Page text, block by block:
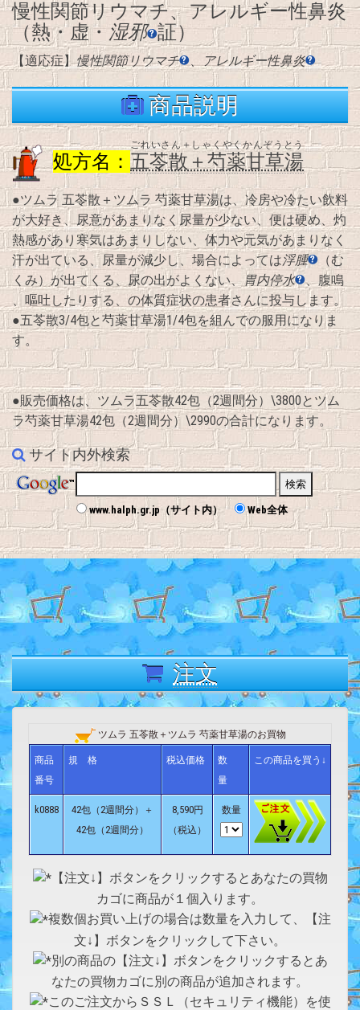
慢性関節リウマチ、アレルギー性鼻炎
（熱・虚・ 湿邪 証）
【適応症】慢性関節リウマチ 、 アレルギー性鼻炎
商品説明
処方名： 五苓散＋芍薬甘草湯
ごれいさん＋しゃくやくかんぞうとう
●ツムラ 五苓散＋ツムラ 芍薬甘草湯は、冷房や冷たい飲料
が大好き、尿意があまりなく尿量が少ない、便は硬め、灼
熱感があり寒気はあまりしない、体力や元気があまりなく
汗が出ている、尿量が減少し、場合によっては浮腫
（む
くみ）が出てくる、尿の出がよくない、
胃内停水
、腹鳴
、嘔吐したりする、の体質症状の患者さんに投与します。
●五苓散3/4包と芍薬甘草湯1/4包を組んでの服用になりま
す。
●販売価格は、ツムラ五苓散42包（2週間分）\3800とツム
ラ芍薬甘草湯42包（2週間分）\2990の合計になります。
サイト内外検索
www.halph.gr.jp（サイト内） Web全体
注文
ツムラ 五苓散＋ツムラ 芍薬甘草湯のお買物
商品
番号
規 格 税込価格
数
量
この商品を買う↓
k0888
42包（2週間分）＋
42包（2週間分）
8,590円
（税込）
数量
【注文↓】ボタンをクリックするとあなたの買物
カゴに商品が１個入ります。
複数個お買い上げの場合は数量を入力して、【注
文↓】ボタンをクリックして下さい。
別の商品の【注文↓】ボタンをクリックするとあ
なたの買物カゴに別の商品が追加されます。
このご注文からＳＳＬ（セキュリティ機能）を使